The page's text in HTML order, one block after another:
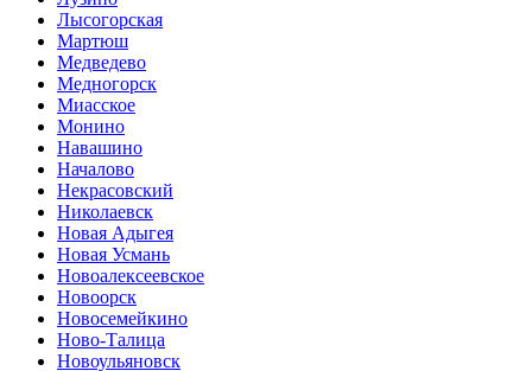
Лысогорская
Мартюш
Медведево
Медногорск
Миасское
Монино
Навашино
Началово
Некрасовский
Николаевск
Новая Адыгея
Новая Усмань
Новоалексеевское
Новоорск
Новосемейкино
Ново-Талица
Новоульяновск